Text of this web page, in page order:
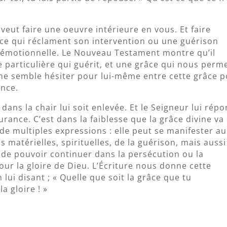
faire une oeuvre intérieure en vous. Et faire
qui réclament son intervention ou une guérison
Le Nouveau Testament montre qu’il
particulière qui guérit, et une grâce qui nous
semble hésiter pour lui-même entre cette grâce
la chair lui soit enlevée. Et le Seigneur lui
C’est dans la faiblesse que la grâce divine va
multiples expressions : elle peut se manifester au
matérielles, spirituelles, de la guérison, mais
pouvoir continuer dans la persécution ou la
la gloire de Dieu. L’Écriture nous donne cette
disant ; « Quelle que soit la grâce que tu
gloire ! »